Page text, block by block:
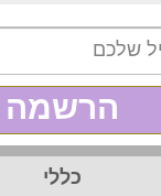
הרשמה
כללי